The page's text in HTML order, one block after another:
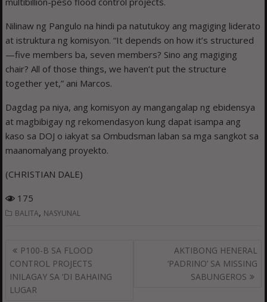
Nilinaw ng Pangulo na hindi pa natutukoy ang magiging liderato
at istruktura ng komisyon. “It depends on how it’s structured
—five members ba, seven members? Sino ang magiging
chair? All of those things, we haven’t put the structure
together yet,” ani Marcos.
Dagdag pa niya, ang komisyon ay mangangalap ng ebidensya
at magbibigay ng rekomendasyon kung dapat isampa ang
kaso sa DOJ o iakyat sa Ombudsman laban sa mga sangkot sa
maanomalyang proyekto.
(CHRISTIAN DALE)
175
BALITA, NASYUNAL
Post
navigation
P100-B SA FLOOD
CONTROL PROJECTS
INILAGAY SA ‘DI BAHAING
LUGAR
AKTIBONG HENERAL
‘PADRINO’ SA MISSING
SABUNGEROS